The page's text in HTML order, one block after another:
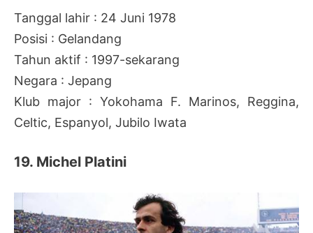
Tanggal lahir : 24 Juni 1978
Posisi : Gelandang
Tahun aktif : 1997-sekarang
Negara : Jepang
Klub major : Yokohama F. Marinos, Reggina,
Celtic, Espanyol, Jubilo Iwata
19. Michel Platini